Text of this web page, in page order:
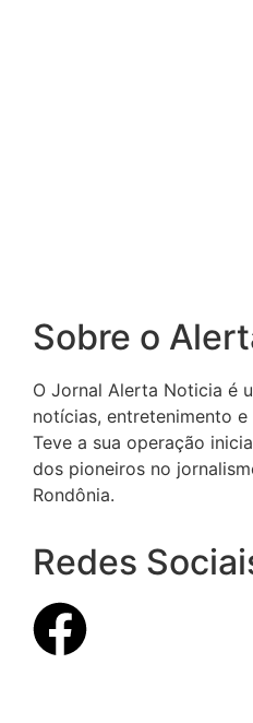
Sobre o
O Jornal Alerta Noticia é
notícias, entretenimento
Teve a sua operação
dos pioneiros no
Rondônia.
Redes